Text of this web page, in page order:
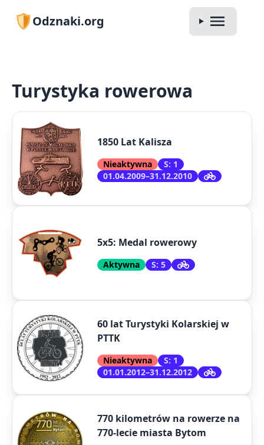
Odznaki.org
Turystyka rowerowa
1850 Lat Kalisza
Nieaktywna
S: 1
01.04.2009–31.12.2010
5x5: Medal rowerowy
Aktywna S: 5
60 lat Turystyki Kolarskiej w
PTTK
Nieaktywna
S: 1
01.01.2012–31.12.2012
770 kilometrów na rowerze na
770-lecie miasta Bytom